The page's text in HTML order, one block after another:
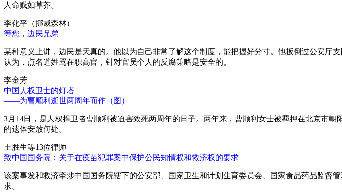
人命贱如草芥。
李化平（挪威森林）
等您，边民兄弟
某种意义上讲，边民是天真的。他以为自己非常了解这个制度，能把握好分寸。他扳倒过公安厅
认为，点名道姓骂在职高官，针对官员个人的反腐策略是安全的。
李金芳
中国人权卫士的灯塔
——为曹顺利逝世两周年而作（图）
3月14日，是人权捍卫者曹顺利被迫害致死两周年的日子。两年来，曹顺利女士被羁押在北京市
的遗体安放何处。
王胜生等13位律师
致中国国务院：关于在疫苗犯罪案中保护公民知情权和救济权的要求
该案事发和救济牵涉中国国务院辖下的公安部、国家卫生和计划生育委员会、国家食品药品监督
求。